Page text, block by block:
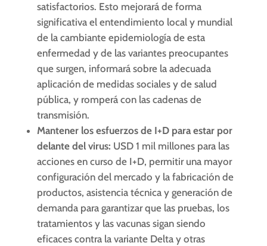
satisfactorios. Esto mejorará de forma
significativa el entendimiento local y mundial
de la cambiante epidemiología de esta
enfermedad y de las variantes preocupantes
que surgen, informará sobre la adecuada
aplicación de medidas sociales y de salud
pública, y romperá con las cadenas de
transmisión.
Mantener los esfuerzos de I+D para estar por
delante del virus: USD 1 mil millones para las
acciones en curso de I+D, permitir una mayor
configuración del mercado y la fabricación de
productos, asistencia técnica y generación de
demanda para garantizar que las pruebas, los
tratamientos y las vacunas sigan siendo
eficaces contra la variante Delta y otras